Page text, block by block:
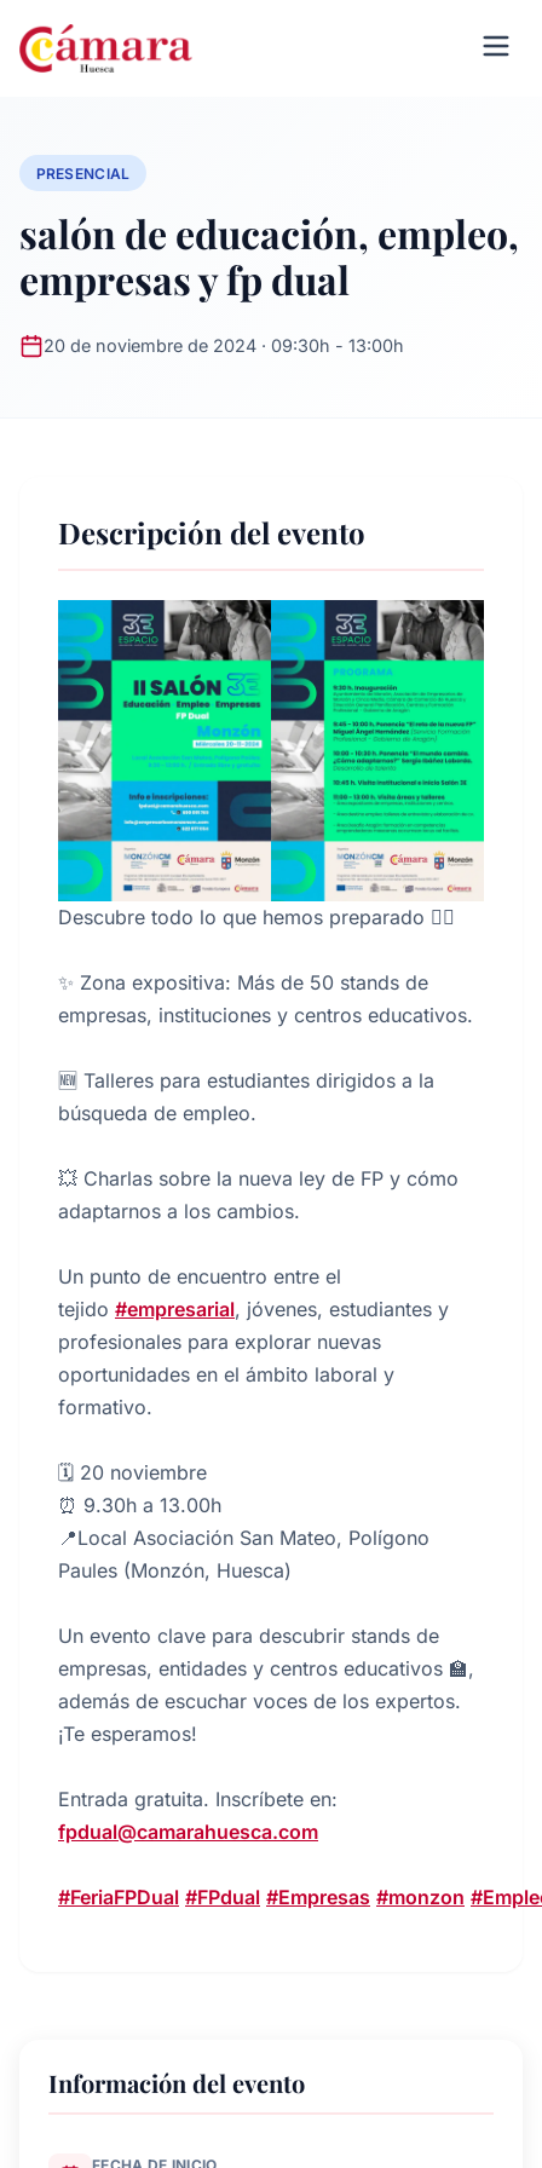
PRESENCIAL
salón de educación, empleo,
empresas y fp dual
20 de noviembre de 2024 · 09:30h - 13:00h
Descripción del evento
Descubre todo lo que hemos preparado 👇🏻
✨ Zona expositiva: Más de 50 stands de
empresas, instituciones y centros educativos.
🆕 Talleres para estudiantes dirigidos a la
búsqueda de empleo.
💥 Charlas sobre la nueva ley de FP y cómo
adaptarnos a los cambios.
Un punto de encuentro entre el
tejido #empresarial, jóvenes, estudiantes y
profesionales para explorar nuevas
oportunidades en el ámbito laboral y
formativo.
🗓️ 20 noviembre
⏰ 9.30h a 13.00h
📍Local Asociación San Mateo, Polígono
Paules (Monzón, Huesca)
Un evento clave para descubrir stands de
empresas, entidades y centros educativos 🏫,
además de escuchar voces de los expertos.
¡Te esperamos!
Entrada gratuita. Inscríbete en:
fpdual@camarahuesca.com
#FeriaFPDual #FPdual #Empresas #monzon
Información del evento